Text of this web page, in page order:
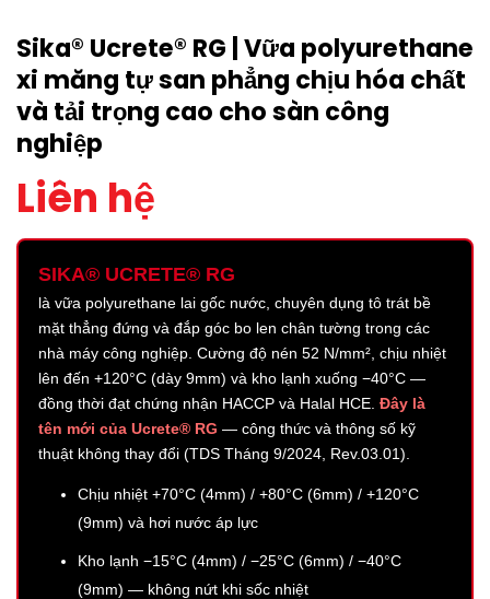
Sika® Ucrete® RG | Vữa polyurethane
xi măng tự san phẳng chịu hóa chất
và tải trọng cao cho sàn công
nghiệp
Liên hệ
SIKA® UCRETE® RG
là vữa polyurethane lai gốc nước, chuyên dụng tô trát bề
mặt thẳng đứng và đắp góc bo len chân tường trong các
nhà máy công nghiệp. Cường độ nén 52 N/mm², chịu nhiệt
lên đến +120°C (dày 9mm) và kho lạnh xuống −40°C —
đồng thời đạt chứng nhận HACCP và Halal HCE. Đây là
tên mới của Ucrete® RG — công thức và thông số kỹ
thuật không thay đổi (TDS Tháng 9/2024, Rev.03.01).
Chịu nhiệt +70°C (4mm) / +80°C (6mm) / +120°C
(9mm) và hơi nước áp lực
Kho lạnh −15°C (4mm) / −25°C (6mm) / −40°C
(9mm) — không nứt khi sốc nhiệt